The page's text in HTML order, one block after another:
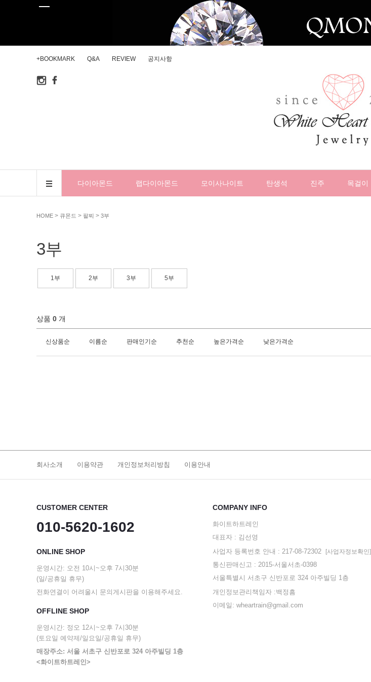
+BOOKMARK Q&A REVIEW 공지사항
다이아몬드 랩다이아몬드 모이사나이트 탄생석 진주 목걸이
HOME > 큐몬드 > 팔찌 > 3부
3부
1부 2부 3부 5부
상품 0 개
신상품순 이름순 판매인기순 추천순 높은가격순 낮은가격순
회사소개 이용약관 개인정보처리방침 이용안내
CUSTOMER CENTER
010-5620-1602
ONLINE SHOP
운영시간: 오전 10시~오후 7시30분
(일/공휴일 휴무)
전화연결이 어려울시 문의게시판을 이용해주세요.
OFFLINE SHOP
운영시간: 정오 12시~오후 7시30분
(토요일 예약제/일요일/공휴일 휴무)
매장주소: 서울 서초구 신반포로 324 아주빌딩 1층
<화이트하트레인>
COMPANY INFO
화이트하트레인
대표자 : 김선영
사업자 등록번호 안내 : 217-08-72302
[사업자정보확인]
통신판매신고 : 2015-서울서초-0398
서울특별시 서초구 신반포로 324 아주빌딩 1층
개인정보관리책임자 :백정흠
이메일: wheartrain@gmail.com